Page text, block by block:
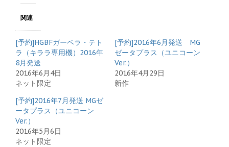
関連
[予約]HGBFガーベラ・テト
ラ（キララ専用機）2016年
8月発送
2016年6月4日
ネット限定
[予約]2016年6月発送 MG
ゼータプラス（ユニコーン
Ver.）
2016年4月29日
新作
[予約]2016年7月発送 MGゼ
ータプラス（ユニコーン
Ver.）
2016年5月6日
ネット限定